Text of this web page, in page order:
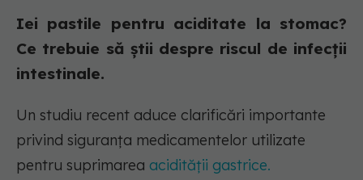
Iei pastile pentru aciditate la stomac?
Ce trebuie să știi despre riscul de infecții
intestinale.
Un studiu recent aduce clarificări importante
privind siguranța medicamentelor utilizate
pentru suprimarea acidității gastrice.